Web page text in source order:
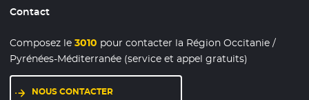
Contact
Composez le3010 pour contacter la Région Occitanie /
Pyrénées-Méditerranée (service et appel gratuits)
NOUS CONTACTER